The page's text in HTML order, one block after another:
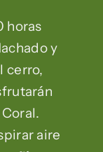
horas
y
cerro,
aire